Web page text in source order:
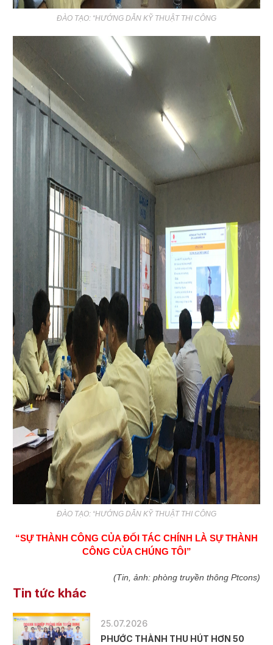
ĐÀO TẠO: “HƯỚNG DẪN KỸ THUẬT THI CÔNG
ĐÀO TẠO: “HƯỚNG DẪN KỸ THUẬT THI CÔNG
“SỰ THÀNH CÔNG CỦA ĐỐI TÁC CHÍNH LÀ SỰ THÀNH
CÔNG CỦA CHÚNG TÔI”
(Tin, ảnh: phòng truyền thông Ptcons)
Tin tức khác
25.07.2026
PHƯỚC THÀNH THU HÚT HƠN 50